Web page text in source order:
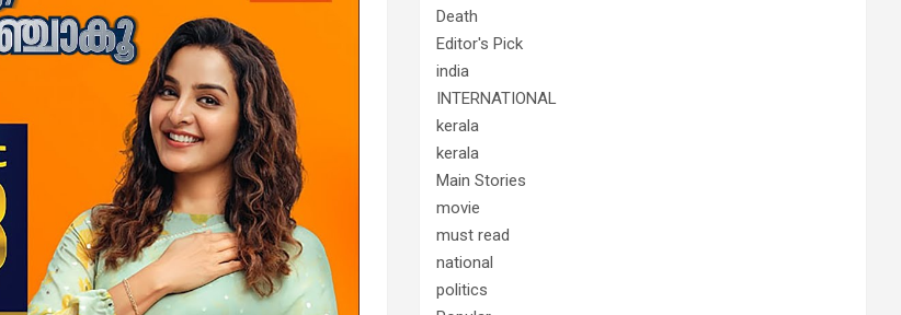
Death
Editor's Pick
india
INTERNATIONAL
kerala
kerala
Main Stories
movie
must read
national
politics